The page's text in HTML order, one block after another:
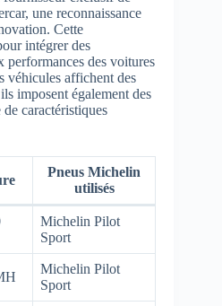
une reconnaissance
Cette
intégrer des
performances des voitures
véhicules affichent des
imposent également des
de caractéristiques
Pneus Michelin
utilisés
Michelin Pilot
Sport
Michelin Pilot
Sport